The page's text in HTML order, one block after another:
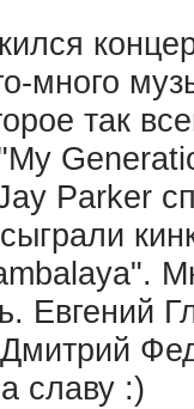
много
так
Jay Parker
Евгений
славу :)